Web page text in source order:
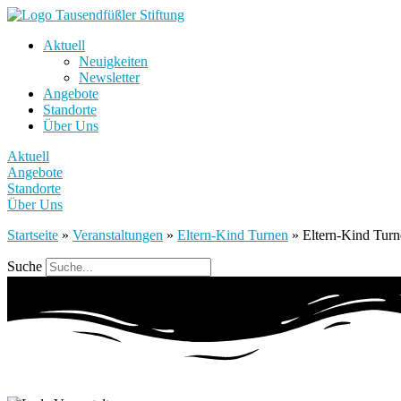
Aktuell
Neuigkeiten
Newsletter
Angebote
Standorte
Über Uns
Aktuell
Angebote
Standorte
Über Uns
Startseite » Veranstaltungen » Eltern-Kind Turnen » Eltern-Kind
Suche